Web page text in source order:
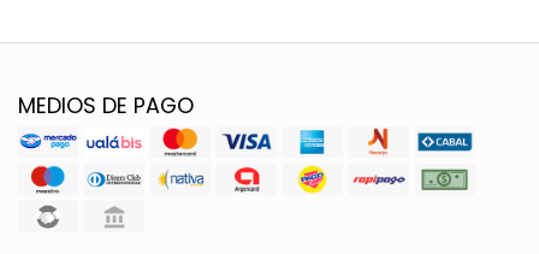
MEDIOS DE PAGO